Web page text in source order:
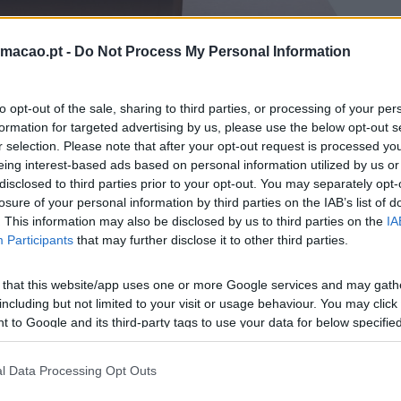
- Do Not Process My Personal Information
opt-out of the sale, sharing to third parties, or processing of your
for targeted advertising by us, please use the below opt-out
selection. Please note that after your opt-out request is processed
interest-based ads based on personal information utilized by us
to third parties prior to your opt-out. You may separately
of your personal information by third parties on the IAB’s list of
This information may also be disclosed by us to third parties on the
Participants that may further disclose it to other third parties.
that this website/app uses one or more Google services and may
but not limited to your visit or usage behaviour. You may
to Google and its third-party tags to use your data for below
consent section.
Data Processing Opt Outs
de consultores para perceber quais são os erros mais
dez erros mais cometidos por ‘iniciantes’.
quanto mais simples e objetivo for o plano de negócios
aquilo que gosta e numa área que lhe dê prazer. A